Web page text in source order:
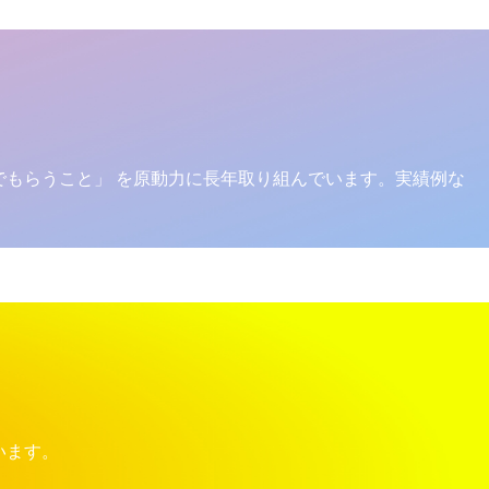
らうこと」 を原動力に長年取り組んでいます。実績例な
す。